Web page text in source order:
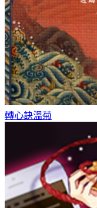
轉心訣溫菊